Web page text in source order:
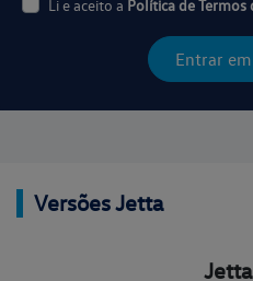
Li e aceito a Política de Termos
Entrar
Versões Jetta